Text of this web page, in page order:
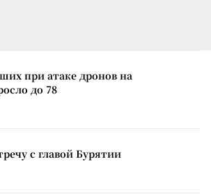
при атаке дронов на
до 78
с главой Бурятии